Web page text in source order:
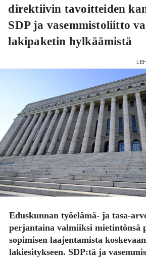
direktiivin tavoitteiden
SDP ja vasemmistoliitto
lakipaketin hylkäämistä
Eduskunnan työelämä- ja tasa-
perjantaina valmiiksi mietintönsä
sopimisen laajentamista
lakiesitykseen. SDP:tä ja